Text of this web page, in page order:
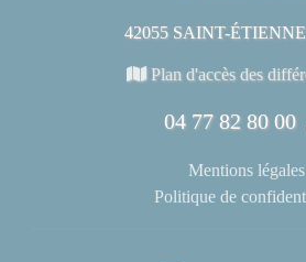
42055 SAINT-
Plan d'accès des
04 77 82 80 00
Mentions légales
Politique de